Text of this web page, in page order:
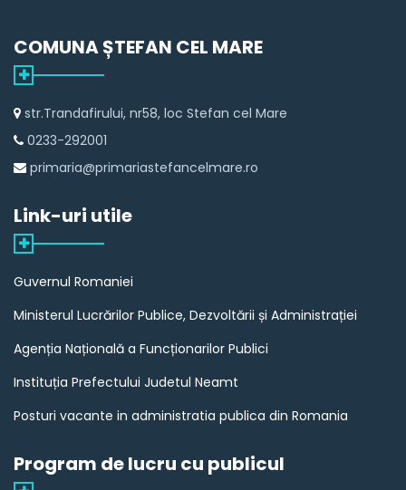
COMUNA ȘTEFAN CEL MARE
str.Trandafirului, nr58, loc Stefan cel Mare
0233-292001
primaria@primariastefancelmare.ro
Link-uri utile
Guvernul Romaniei
Ministerul Lucrărilor Publice, Dezvoltării și Administrației
Agenția Națională a Funcționarilor Publici
Instituția Prefectului Judetul Neamt
Posturi vacante in administratia publica din Romania
Program de lucru cu publicul